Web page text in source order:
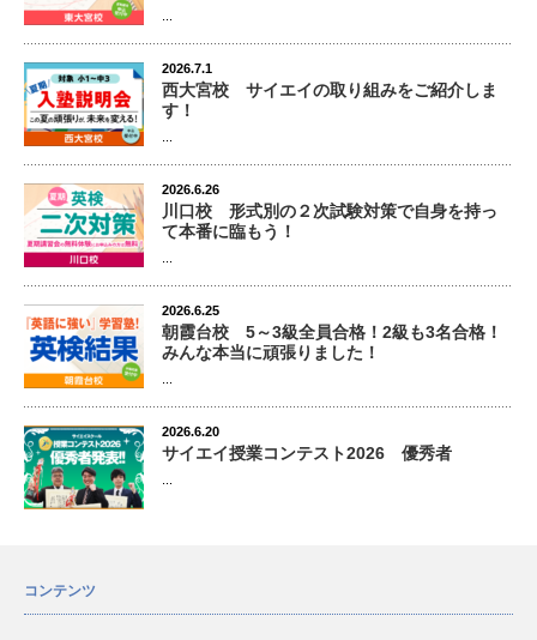
2026.7.1
西大宮校 サイエイの取り組みをご紹介しま
す！
2026.6.26
川口校 形式別の２次試験対策で自身を持っ
て本番に臨もう！
2026.6.25
朝霞台校 5～3級全員合格！2級も3名合格！
みんな本当に頑張りました！
2026.6.20
サイエイ授業コンテスト2026 優秀者
コンテンツ